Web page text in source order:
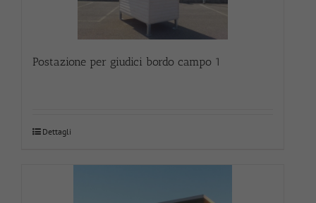
Postazione per giudici bordo campo 1
Dettagli